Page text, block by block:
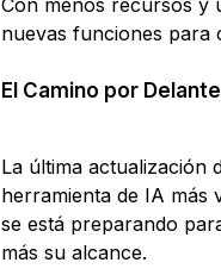
nuevas funciones para
El Camino por
La última actualización
herramienta de IA más
se está preparando
más su alcance.